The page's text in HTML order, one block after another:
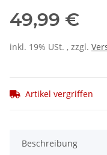
49,99 €
inkl. 19% USt. , zzgl.
Artikel vergriffen
Beschreibung